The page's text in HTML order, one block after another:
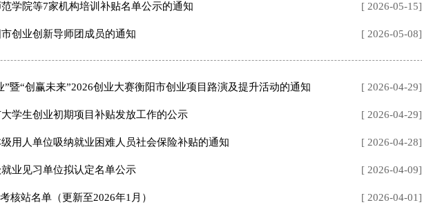
范学院等7家机构培训补贴名单公示的通知 [ 2026-05-15]
市创业创新导师团成员的通知 [ 2026-05-08]
”暨“创赢未来”2026创业大赛衡阳市创业项目路演及提升活动的通知 [ 2026-04-29]
大学生创业初期项目补贴发放工作的公示 [ 2026-04-29]
级用人单位吸纳就业困难人员社会保险补贴的通知 [ 2026-04-28]
就业见习单位拟认定名单公示 [ 2026-04-09]
核站名单（更新至2026年1月） [ 2026-04-01]